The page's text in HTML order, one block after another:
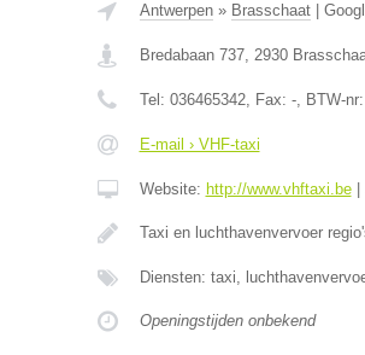
Antwerpen» Brasschaat|
Bredabaan 737, 2930
Tel: 036465342, Fax: -, BTW-nr:
E-mail › VHF-taxi
Website: http://www.vhftaxi.be|
Taxi en luchthavenvervoer
Diensten: taxi,
Openingstijden onbekend